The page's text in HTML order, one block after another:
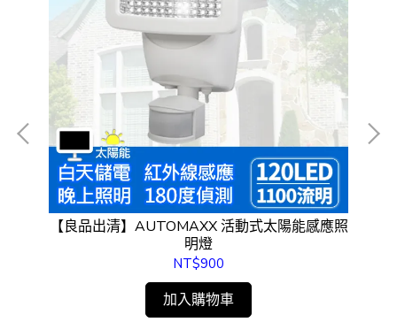
【良品出清】AUTOMAXX 活動式太陽能感應照
明燈
NT$900
加入購物車